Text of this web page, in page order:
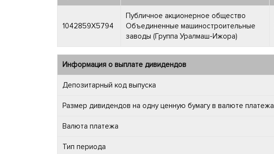
1042859X5794
Публичное акционерное общество
Объединенные машиностроительные
заводы (Группа Уралмаш-Ижора)
Информация о выплате дивидендов
Депозитарный код выпуска
Размер дивидендов на одну ценную бумагу в валюте платежа
Валюта платежа
Тип периода